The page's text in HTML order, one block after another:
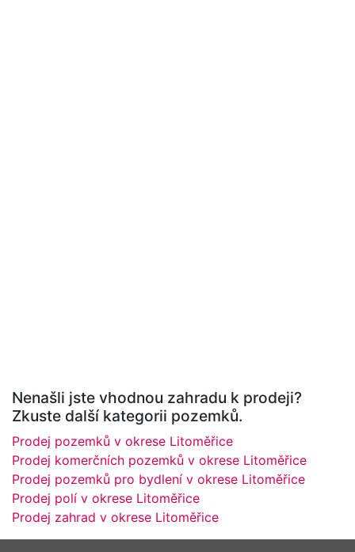
Nenašli jste vhodnou zahradu k prodeji?
Zkuste další kategorii pozemků.
Prodej pozemků v okrese Litoměřice
Prodej komerčních pozemků v okrese Litoměřice
Prodej pozemků pro bydlení v okrese Litoměřice
Prodej polí v okrese Litoměřice
Prodej zahrad v okrese Litoměřice